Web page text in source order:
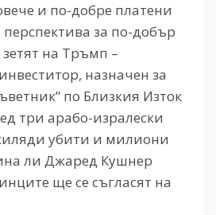
и по-добре платени
за по-добър
на Тръмп –
назначен за
по Близкия Изток
три арабо-изралески
убити и милиони
ли Джаред Кушнер
ще се съгласят на